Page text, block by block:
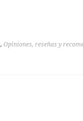
, Opiniones, reseñas y